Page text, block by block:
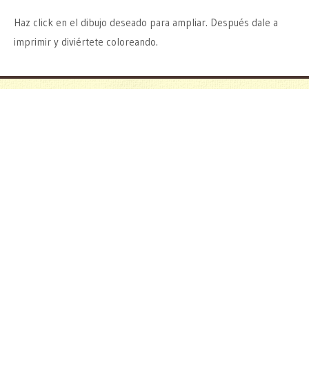
Haz click en el dibujo deseado para ampliar. Después dale a
imprimir y diviértete coloreando.